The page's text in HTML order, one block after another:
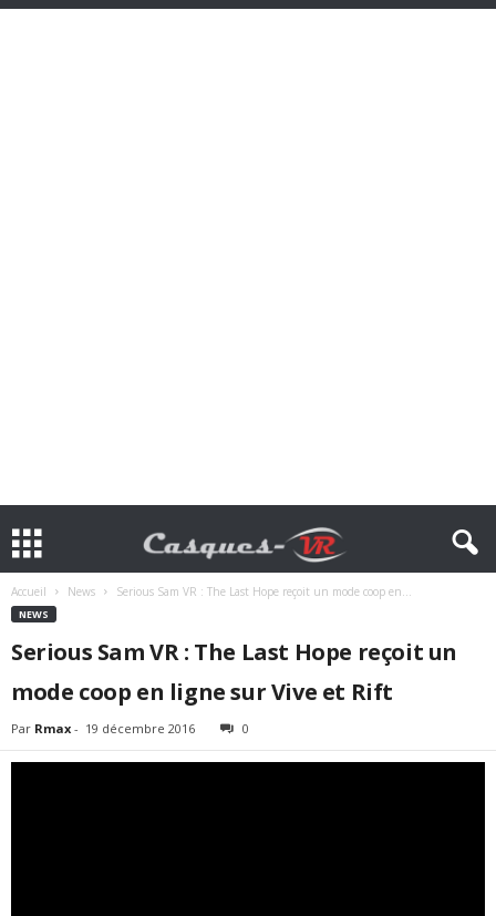
Accueil News Serious Sam VR : The Last Hope reçoit un mode coop en...
NEWS
Serious Sam VR : The Last Hope reçoit un
mode coop en ligne sur Vive et Rift
Par Rmax - 19 décembre 2016 0